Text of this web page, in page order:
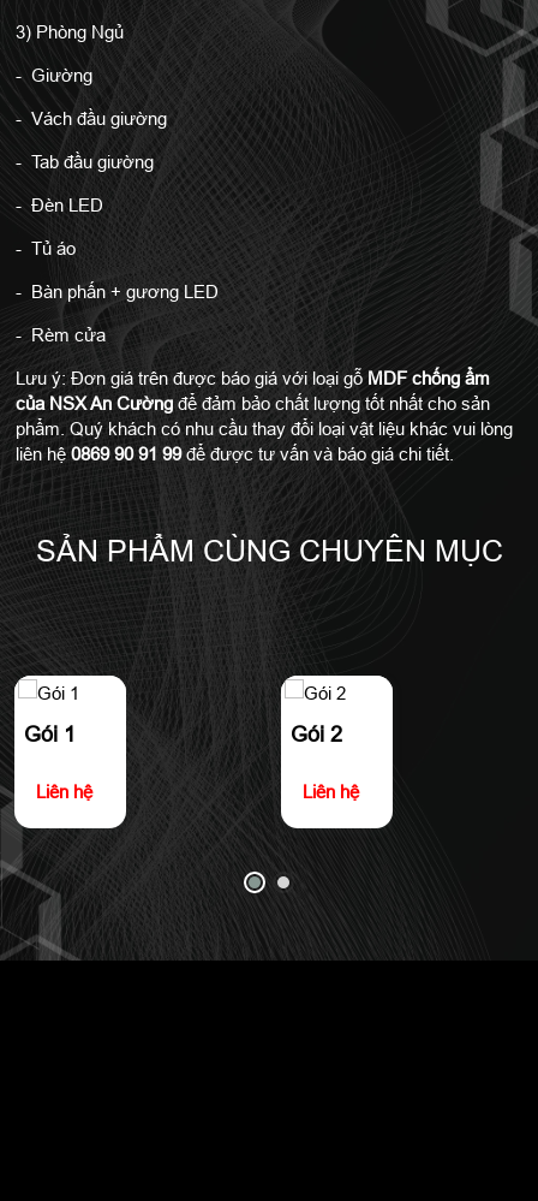
3) Phòng Ngủ
- Giường
- Vách đầu giường
- Tab đầu giường
- Đèn LED
- Tủ áo
- Bàn phấn + gương LED
- Rèm cửa
Lưu ý: Đơn giá trên được báo giá với loại gỗ MDF chống ẩm
của NSX An Cường để đảm bảo chất lượng tốt nhất cho sản
phẩm. Quý khách có nhu cầu thay đổi loại vật liệu khác vui lòng
liên hệ 0869 90 91 99để được tư vấn và báo giá chi tiết.
SẢN PHẨM CÙNG CHUYÊN MỤC
Gói 1
Liên hệ
Gói 2
Liên hệ